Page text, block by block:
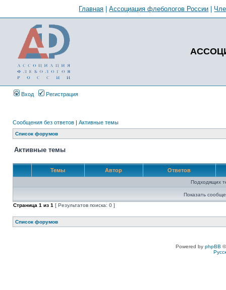
Главная |Ассоциация флебологов России
Вход Регистрация
Сообщения без ответов | Активные темы
Список форумов
Активные темы
Темы Автор Ответов
Подходящих
Показать
Страница 1 из 1 [ Результатов поиска: 0 ]
Список форумов
Powered by phpBB